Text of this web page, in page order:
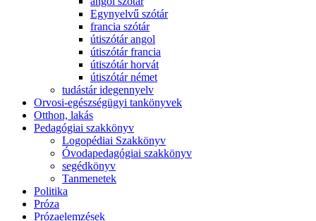
Egynyelvű szótár
francia szótár
útiszótár angol
útiszótár francia
útiszótár horvát
útiszótár német
tudástár idegennyelv
Orvosi-egészségügyi tankönyvek
Otthon, lakás
Pedagógiai szakkönyv
Logopédiai Szakkönyv
Óvodapedagógiai szakkönyv
segédkönyv
Tanmenetek
Politika
Próza
Prózaelemzések